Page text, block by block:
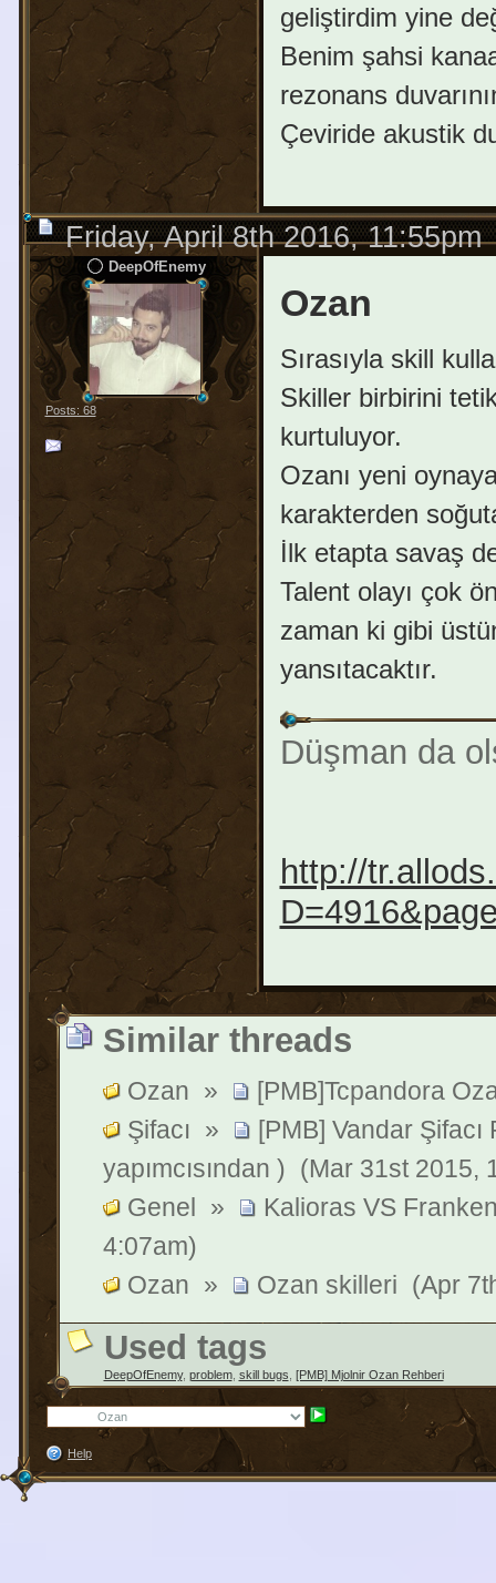
geliştirdim yine
Benim şahsi
rezonans
Çeviride akustik
Friday, April 8th 2016, 11:55pm
DeepOfEnemy
Posts: 68
Ozan
Sırasıyla skill
Skiller birbirini
kurtuluyor.
Ozanı yeni
karakterden
İlk etapta savaş
Talent olayı çok
zaman ki gibi
yansıtacaktır.
Düşman da
http://
Similar threads
Ozan »
[PMB]Tcpandora
Şifacı »
[PMB] Vandar
yapımcısından ) (Mar 31st 2015,
Genel »
Kalioras VS
4:07am)
Ozan » Ozan skilleri (Apr
Used tags
DeepOfEnemy, problem, skill bugs, [PMB] Mjolnir Ozan Rehberi
Help